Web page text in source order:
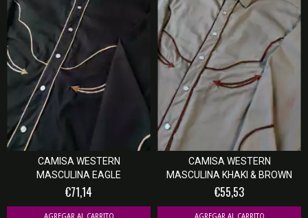
CAMISA WESTERN
MASCULINA EAGLE
€71,14
AGREGAR AL CARRITO
CAMISA WESTERN
MASCULINA KHAKI & BROWN
€55,53
AGREGAR AL CARRITO